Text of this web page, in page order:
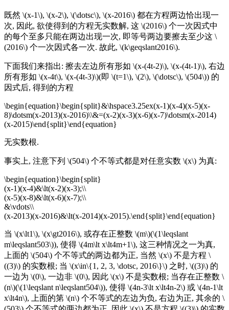
既然 \(x-1\), \(x-2\), \(\dotsc\), \(x-2016\) 都在方程两边恰出现一
次, 因此, 欲使得到的方程无实数解, 这 \(2016\) 个一次因式中
的每个至多只能在两边出现一次, 即等号两边要擦去至少这 \
(2016\) 个一次因式各一次. 故此, \(k\geqslant2016\).
下面我们来指出: 擦去左边所有形如 \(x-(4t-2)\), \(x-(4t-1)\), 右边
所有形如 \(x-4t\), \(x-(4t-3)\)(即 \(t=1\), \(2\), \(\dotsc\), \(504\)) 的
因式后, 得到的方程
\begin{equation}\begin{split}&\hspace3.25ex(x-1)(x-4)(x-5)(x-
8)\dotsm(x-2013)(x-2016)\\&=(x-2)(x-3)(x-6)(x-7)\dotsm(x-2014)
(x-2015)\end{split}\end{equation}
无实数根.
事实上, 注意下列 \(504\) 个不等式都是对任意实数 \(x\) 为真:
\begin{equation}\begin{split}
(x-1)(x-4)&\lt(x-2)(x-3);\\
(x-5)(x-8)&\lt(x-6)(x-7);\\
&\vdots\\
(x-2013)(x-2016)&\lt(x-2014)(x-2015).\end{split}\end{equation}
当 \(x\lt1\), \(x\gt2016\), 或存在正整数 \(m\)(\(1\leqslant
m\leqslant503\)), 使得 \(4m\lt x\lt4m+1\), 这三种情况之一为真,
上面的 \(504\) 个不等式的两边都为正, 当然 \(x\) 不是方程 \
((3)\) 的实数根; 当 \(x\in\{1, 2, 3, \dotsc, 2016\}\) 之时, \((3)\) 的
一边为 \(0\), 一边非 \(0\), 因此 \(x\) 不是实数根; 当存在正整数 \
(n\)(\(1\leqslant n\leqslant504\)), 使得 \(4n-3\lt x\lt4n-2\) 或 \(4n-1\lt
x\lt4n\), 上面的第 \(n\) 个不等式的左边为负, 右边为正, 其余的 \